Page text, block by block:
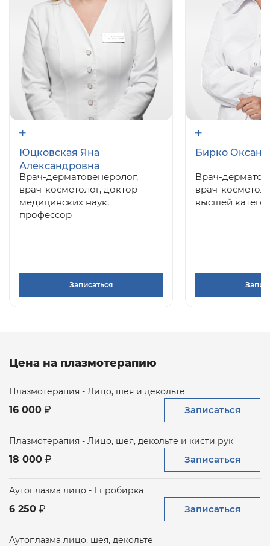
Юцковская Яна
Александровна
Врач-дерматовенеролог,
врач-косметолог, доктор
медицинских наук,
профессор
Записаться
Бирко
Врач-
врач-
высшей
Цена на плазмотерапию
Плазмотерапия - Лицо, шея и декольте
16 000 Записаться
Плазмотерапия - Лицо, шея, декольте и кисти рук
18 000 Записаться
Аутоплазма лицо - 1 пробирка
6 250 Записаться
Аутоплазма лицо, шея, декольте